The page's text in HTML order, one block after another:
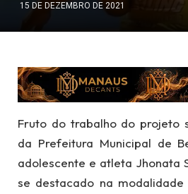
15 DE DEZEMBRO DE 2021
Fruto do trabalho do projeto
da Prefeitura Municipal de
adolescente e atleta Jhonata
se destacado na